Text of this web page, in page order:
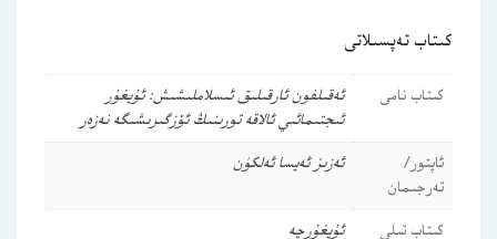
كىتاب تەپسىلاتى
كىتاب نامى
ئەقىلفون ئارقىلىق ئىسلاملىشىش: ئۇيغۇر
ئىجتىمائىي ئالاقە تورىنىڭ ئۆزگىرىشىگە نەزەر
ئاپتور/
تەرجىمان
ئەزىز ئەيسا ئەلكۈن
كىتاب تىلى
ئۇيغۇرچە